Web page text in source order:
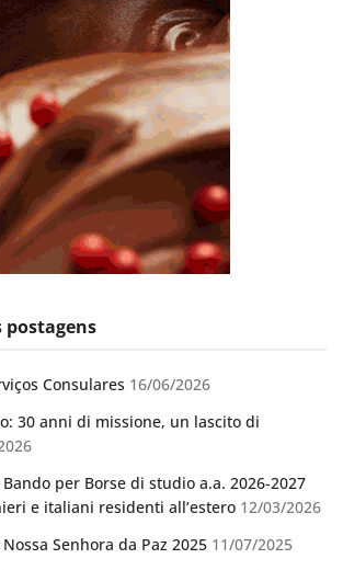
postagens
Consulares 16/06/2026
30 anni di missione, un lascito di
per Borse di studio a.a. 2026-2027
e italiani residenti all’estero 12/03/2026
Senhora da Paz 2025 11/07/2025